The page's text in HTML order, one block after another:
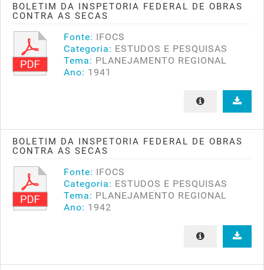
BOLETIM DA INSPETORIA FEDERAL DE OBRAS
CONTRA AS SECAS
Fonte: IFOCS
Categoria: ESTUDOS E PESQUISAS
Tema: PLANEJAMENTO REGIONAL
Ano: 1941
BOLETIM DA INSPETORIA FEDERAL DE OBRAS
CONTRA AS SECAS
Fonte: IFOCS
Categoria: ESTUDOS E PESQUISAS
Tema: PLANEJAMENTO REGIONAL
Ano: 1942